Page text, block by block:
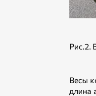
Рис.2.
Весы
длина